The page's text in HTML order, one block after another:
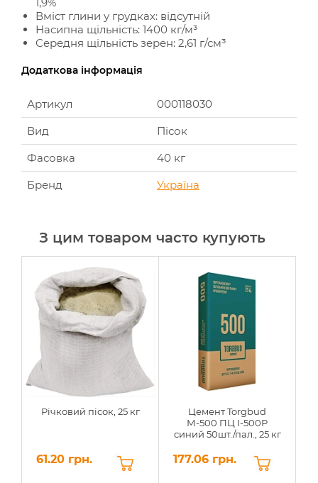
Вміст глини у грудках: відсутній
Насипна щільність: 1400 кг/м³
Середня щільність зерен: 2,61 г/см³
Додаткова інформація
Артикул
000118030
Вид
Пісок
Фасовка
40 кг
Бренд
Україна
З цим товаром часто купують
Річковий пісок, 25 кг
61.20 грн.
Цемент Torgbud
М-500 ПЦ I-500Р
синий 50шт./пал., 25 кг
177.06 грн.